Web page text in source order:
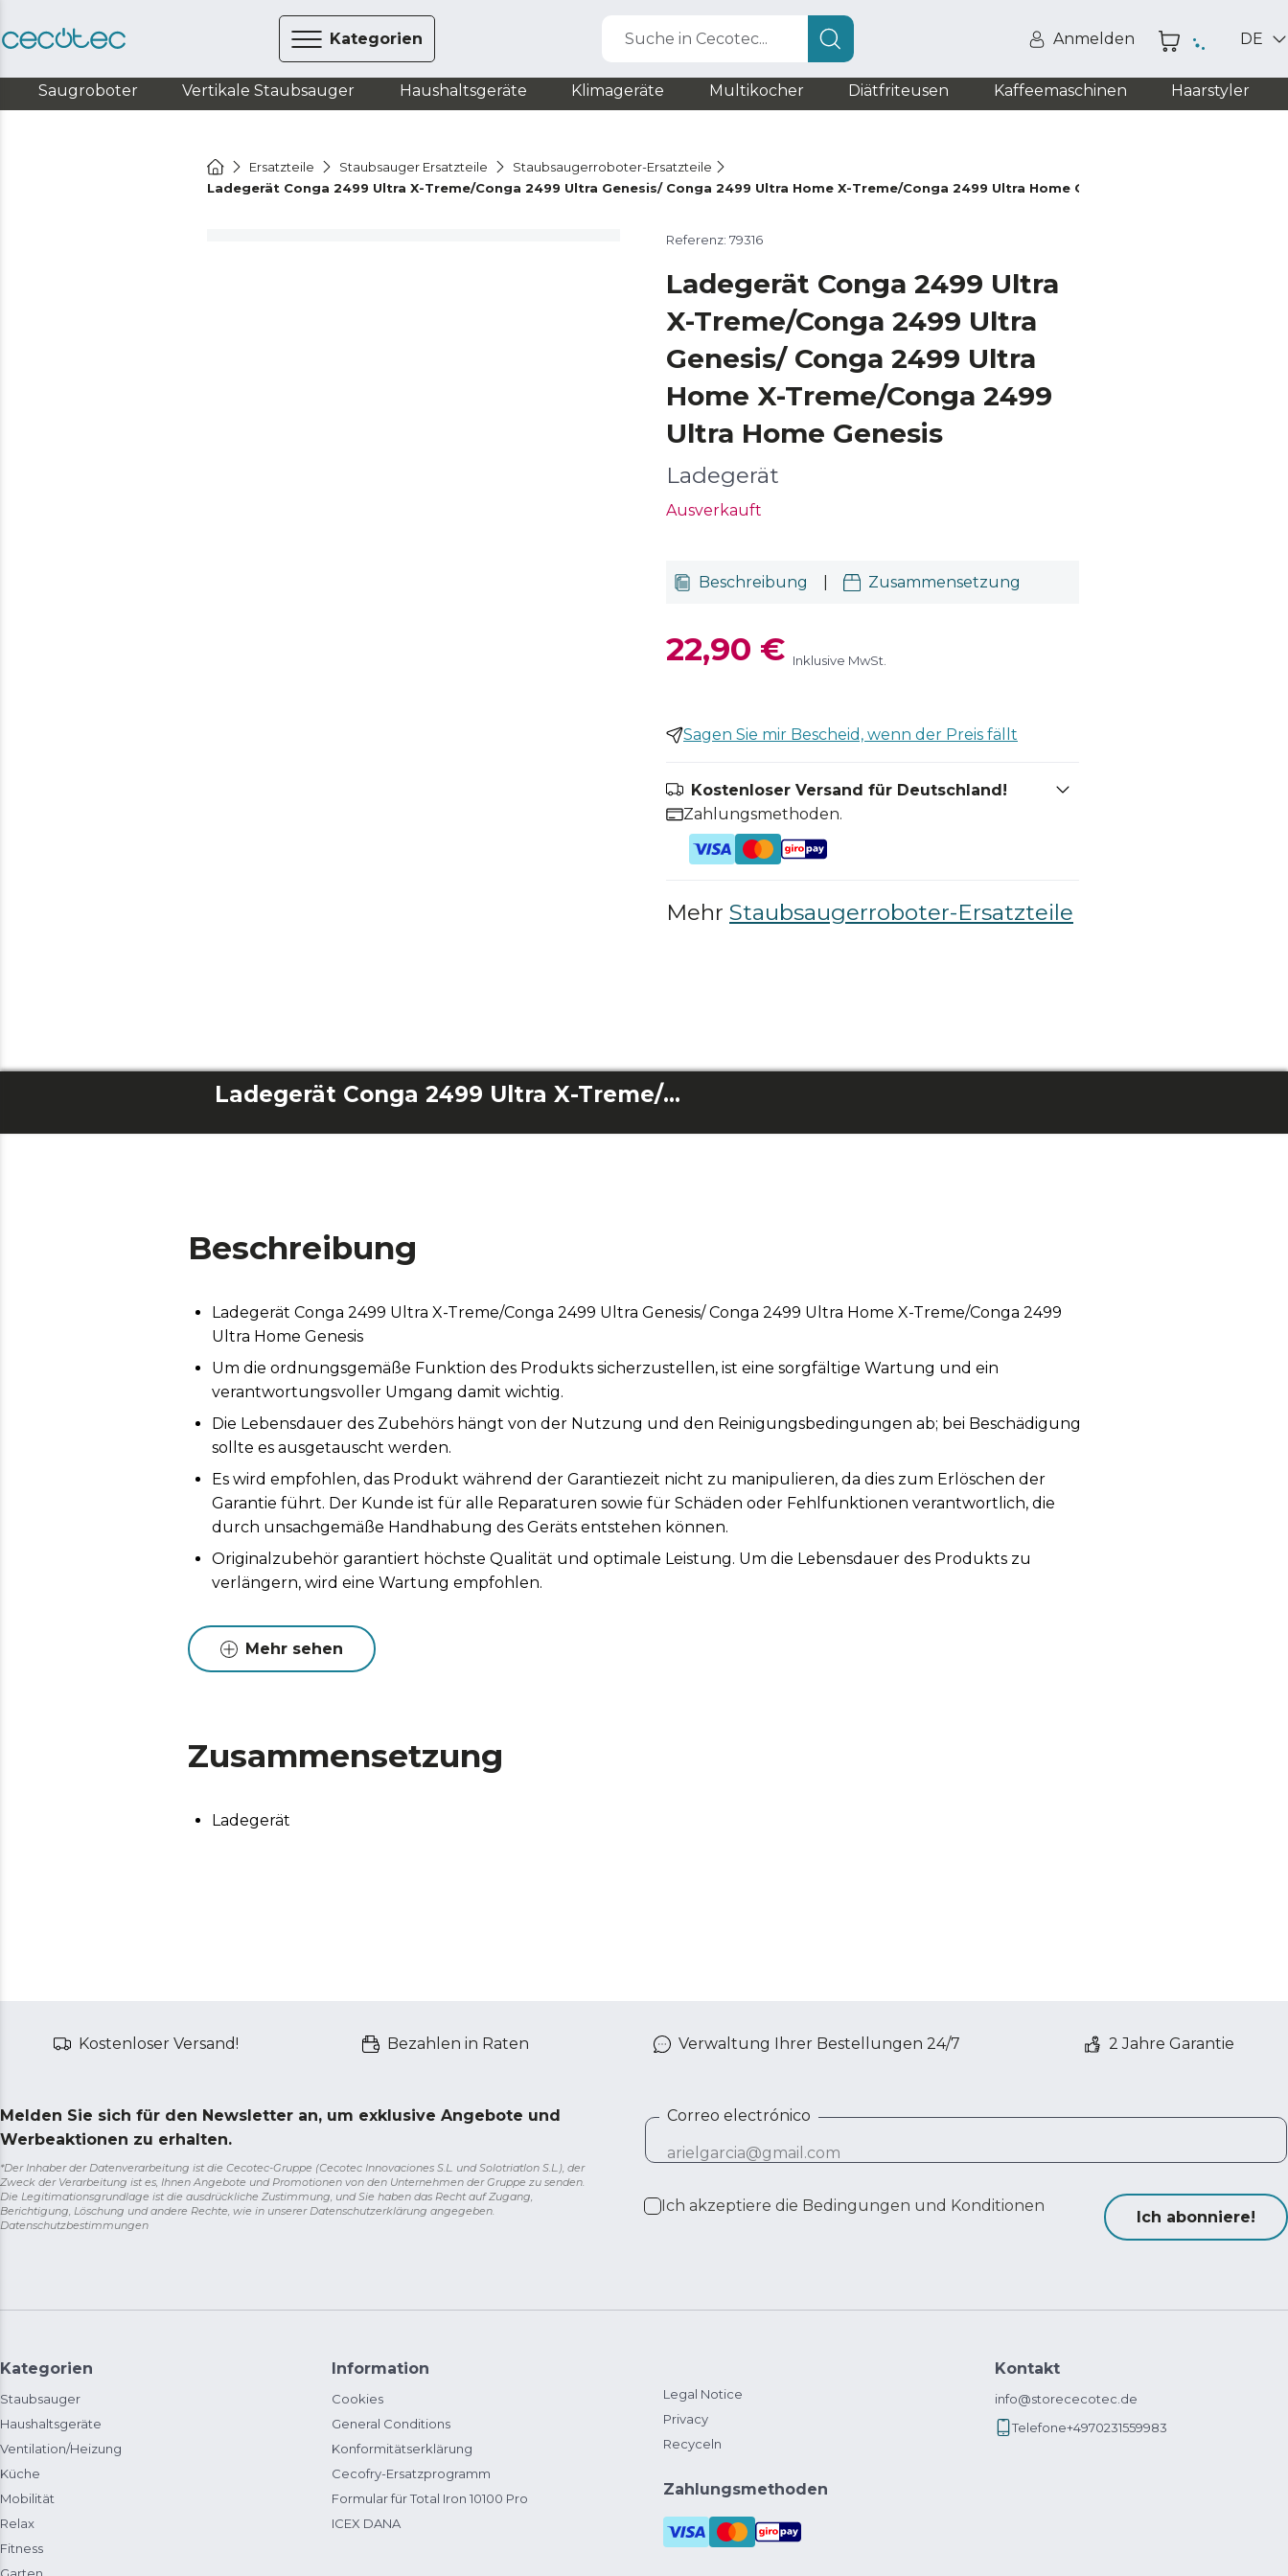
Kategorien Suche in Cecotec... Anmelden DE
Saugroboter Vertikale Staubsauger Haushaltsgeräte Klimageräte Multikocher Diätfriteusen Kaffeemaschinen Haarstyler
Ersatzteile Staubsauger Ersatzteile
Staubsaugerroboter-Ersatzteile
Ladegerät Conga 2499 Ultra X-Treme/Conga 2499 Ultra Genesis/ Conga 2499 Ultra Home X-Treme/Conga 2499 Ultra Home Genesis
Referenz: 79316
Ladegerät Conga 2499 Ultra
X-Treme/Conga 2499 Ultra
Genesis/ Conga 2499 Ultra
Home X-Treme/Conga 2499
Ultra Home Genesis
Ladegerät
Ausverkauft
Beschreibung Zusammensetzung
22,90 € Inklusive MwSt.
Sagen Sie mir Bescheid, wenn der Preis fällt
Kostenloser Versand für Deutschland!
Zahlungsmethoden.
Mehr Staubsaugerroboter-Ersatzteile
Ladegerät Conga 2499 Ultra X-Treme/Conga 2499 Ultra Genesis/ Conga 2499 Ultra Home X-Treme/Conga 2499 Ultra Home Genesis
Beschreibung
Ladegerät Conga 2499 Ultra X-Treme/Conga 2499 Ultra Genesis/ Conga 2499 Ultra Home X-Treme/Conga 2499
Ultra Home Genesis
Um die ordnungsgemäße Funktion des Produkts sicherzustellen, ist eine sorgfältige Wartung und ein
verantwortungsvoller Umgang damit wichtig.
Die Lebensdauer des Zubehörs hängt von der Nutzung und den Reinigungsbedingungen ab; bei Beschädigung
sollte es ausgetauscht werden.
Es wird empfohlen, das Produkt während der Garantiezeit nicht zu manipulieren, da dies zum Erlöschen der
Garantie führt. Der Kunde ist für alle Reparaturen sowie für Schäden oder Fehlfunktionen verantwortlich, die
durch unsachgemäße Handhabung des Geräts entstehen können.
Originalzubehör garantiert höchste Qualität und optimale Leistung. Um die Lebensdauer des Produkts zu
verlängern, wird eine Wartung empfohlen.
Mehr sehen
Zusammensetzung
Ladegerät
Kostenloser Versand! Bezahlen in Raten Verwaltung Ihrer Bestellungen 24/7 2 Jahre Garantie
Melden Sie sich für den Newsletter an, um exklusive Angebote und
Werbeaktionen zu erhalten.
*Der Inhaber der Datenverarbeitung ist die Cecotec-Gruppe (Cecotec Innovaciones S.L. und Solotriatlon S.L.), der
Zweck der Verarbeitung ist es, Ihnen Angebote und Promotionen von den Unternehmen der Gruppe zu senden.
Die Legitimationsgrundlage ist die ausdrückliche Zustimmung, und Sie haben das Recht auf Zugang,
Berichtigung, Löschung und andere Rechte, wie in unserer Datenschutzerklärung angegeben.
Datenschutzbestimmungen
Correo electrónico
Ich akzeptiere die Bedingungen und Konditionen
Ich abonniere!
Kategorien
Staubsauger
Haushaltsgeräte
Ventilation/Heizung
Küche
Mobilität
Relax
Fitness
Information
Cookies
General Conditions
Konformitätserklärung
Cecofry-Ersatzprogramm
Formular für Total Iron 10100 Pro
ICEX DANA
Legal Notice
Privacy
Recyceln
Zahlungsmethoden
Kontakt
info@storececotec.de
Telefone+4970231559983